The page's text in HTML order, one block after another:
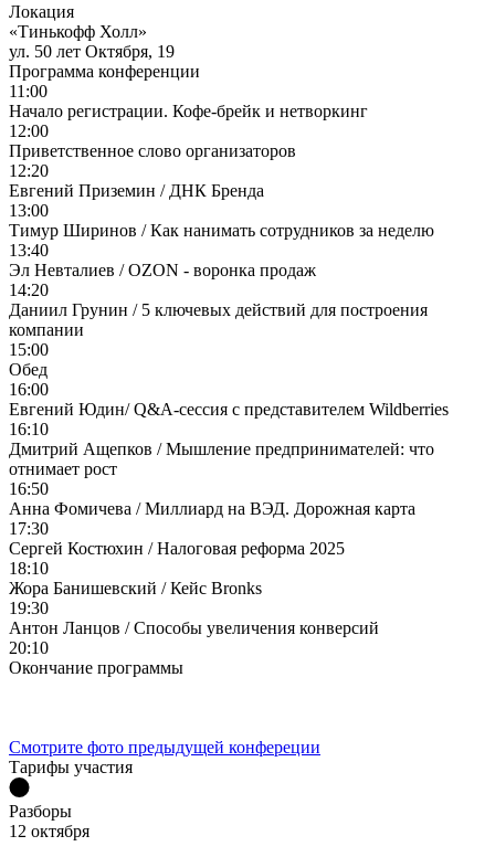
Локация
«Тинькофф Холл»
ул. 50 лет Октября, 19
Программа конференции
11:00
Начало регистрации. Кофе-брейк и нетворкинг
12:00
Приветственное слово организаторов
12:20
Евгений Приземин / ДНК Бренда
13:00
Тимур Ширинов / Как нанимать сотрудников за неделю
13:40
Эл Невталиев / OZON - воронка продаж
14:20
Даниил Грунин / 5 ключевых действий для построения
компании
15:00
Обед
16:00
Евгений Юдин/ Q&A-сессия с представителем Wildberries
16:10
Дмитрий Ащепков / Мышление предпринимателей: что
отнимает рост
16:50
Анна Фомичева / Миллиард на ВЭД. Дорожная карта
17:30
Сергей Костюхин / Налоговая реформа 2025
18:10
Жора Банишевский / Кейс Bronks
19:30
Антон Ланцов / Способы увеличения конверсий
20:10
Окончание программы
Смотрите фото предыдущей конфереции
Тарифы участия
Разборы
12 октября